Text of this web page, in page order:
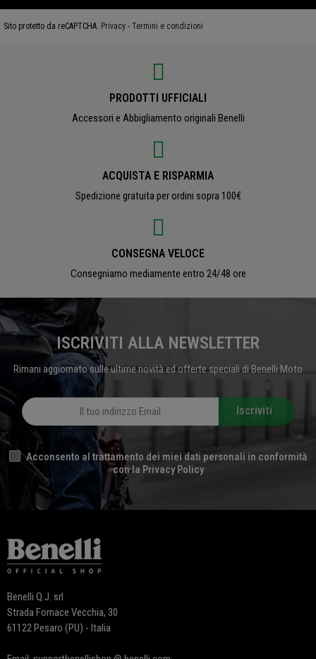
Sito protetto da reCAPTCHA. Privacy - Termini e condizioni
PRODOTTI UFFICIALI
Accessori e Abbigliamento originali Benelli
ACQUISTA E RISPARMIA
Spedizione gratuita per ordini sopra 100€
CONSEGNA VELOCE
Consegniamo mediamente entro 24/48 ore
ISCRIVITI ALLA NEWSLETTER
Rimani aggiornato sulle ultime novità ed offerte speciali di Benelli Moto
Iscriviti
Acconsento al trattamento dei miei dati personali in conformità
con la Privacy Policy
Benelli Q.J. srl
Strada Fornace Vecchia, 30
61122 Pesaro (PU) - Italia